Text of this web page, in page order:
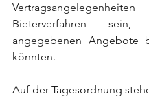
Bieterverfahren
angegebenen Angebote
könnten.
Auf der Tagesordnung